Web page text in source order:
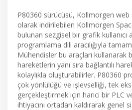
P80360 sürücüsü, Kollmorgen
olarak indirilebilen Kollmorgen
bulunan sezgisel bir grafik kullanıcı
programlama dili aracılığıyla
Mühendisler bu araçları kullanarak
hareketlerin yanı sıra bağlantılı
kolaylıkla oluşturabilirler. P80360
çok yönlülüğü ve işlevselliği, tek
gerçekleştirmek için harici bir PLC
ihtiyacını ortadan kaldırarak genel